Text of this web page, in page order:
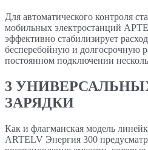
Для автоматического контроля
мобильных электростанций
эффективно стабилизирует
бесперебойную и долгосрочную
постоянном подключении
3
ЗАРЯДКИ
Как и флагманская модель
ARTELV Энергия 300